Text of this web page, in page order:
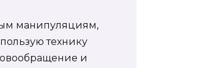
манипуляциям,
технику
и